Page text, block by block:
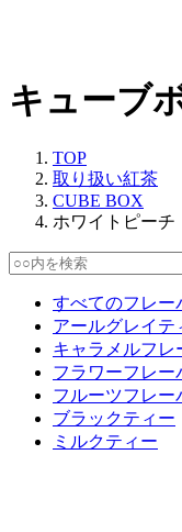
キューブ
TOP
取り扱い紅茶
CUBE BOX
ホワイトピーチ
すべてのフレー
アールグレイテ
キャラメルフレ
フラワーフレー
フルーツフレー
ブラックティー
ミルクティー